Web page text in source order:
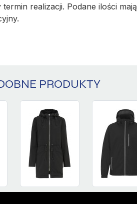
termin realizacji. Podane ilości mają
PRODUKTY